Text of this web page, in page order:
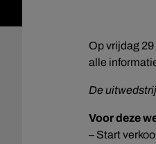
Op vrijdag
alle
De
Voor deze
– Start